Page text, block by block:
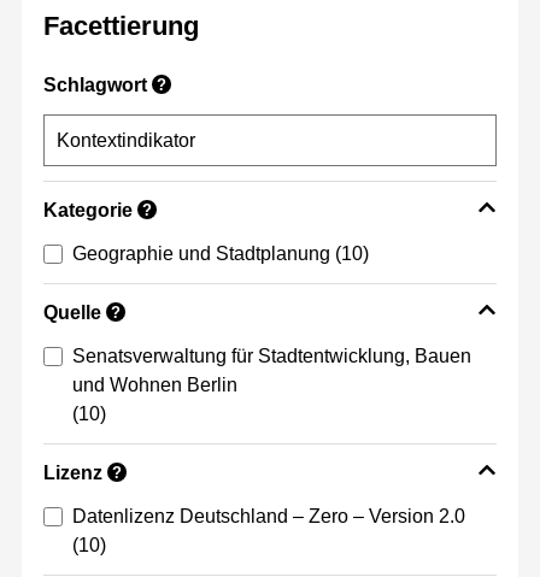
Facettierung
Schlagwort ?
Kategorie ?
Geographie und Stadtplanung (10)
Quelle ?
Senatsverwaltung für Stadtentwicklung, Bauen
und Wohnen Berlin
(10)
Lizenz ?
Datenlizenz Deutschland – Zero – Version 2.0
(10)